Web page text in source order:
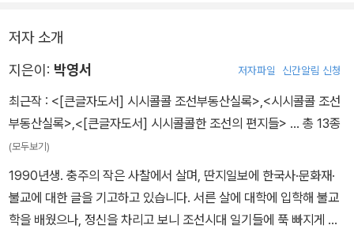
저자 소개
지은이: 박영서 저자파일 신간알림 신청
최근작 : <[큰글자도서] 시시콜콜 조선부동산실록>,<시시콜콜 조선
부동산실록>,<[큰글자도서] 시시콜콜한 조선의 편지들> … 총 13종
(모두보기)
1990년생. 충주의 작은 사찰에서 살며, 딴지일보에 한국사·문화재·
불교에 대한 글을 기고하고 있습니다. 서른 살에 대학에 입학해 불교
학을 배웠으나, 정신을 차리고 보니 조선시대 일기들에 푹 빠지게 되